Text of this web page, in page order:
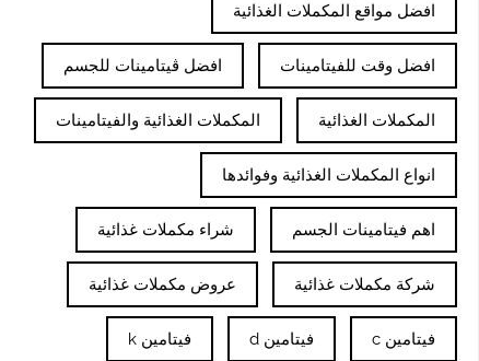
افضل مواقع المكملات الغذائية
افضل وقت للفيتامينات افضل ڤيتامينات للجسم
المكملات الغذائية المكملات الغذائية والفيتامينات
انواع المكملات الغذائية وفوائدها
اهم فيتامينات الجسم شراء مكملات غذائية
شركة مكملات غذائية عروض مكملات غذائية
فيتامين c فيتامين d فيتامين k